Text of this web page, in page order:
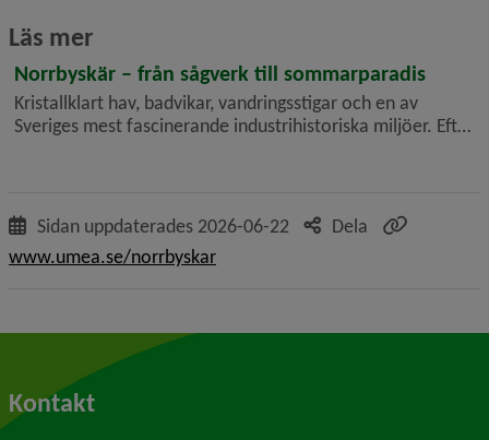
Läs mer
Norrbyskär – från sågverk till sommarparadis
Kristallklart hav, badvikar, vandringsstigar och en av
Sveriges mest fascinerande industrihistoriska miljöer. Efter
Sidan uppdaterades 2026-06-22
Dela
www.umea.se/norrbyskar
Kontakt